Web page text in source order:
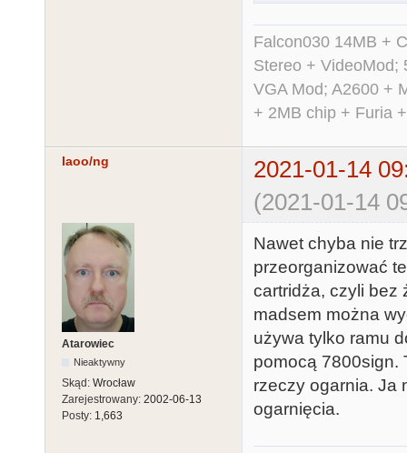
Falcon030 14MB +
Stereo + VideoMod;
VGA Mod; A2600 +
+ 2MB chip + Furia
laoo/ng
2021-01-14
(2021-01-14
Atarowiec
Nieaktywny
Skąd: Wrocław
Zarejestrowany: 2002-06-13
Posty: 1,663
Nawet chyba nie
przeorganizować
cartridża, czyli bez
madsem można
używa tylko ramu
pomocą 7800sign.
rzeczy ogarnia. Ja
ogarnięcia.